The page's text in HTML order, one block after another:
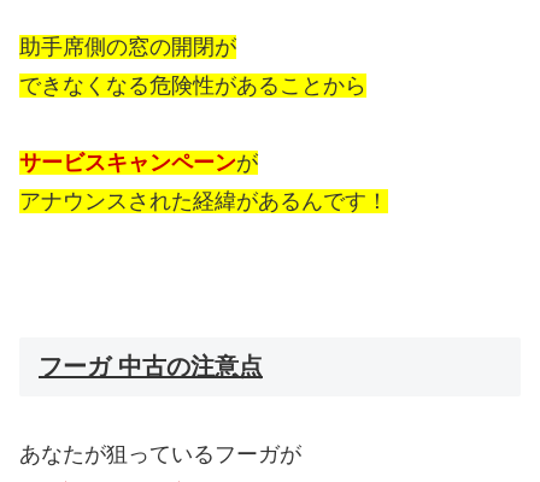
助手席側の窓の開閉が
できなくなる危険性があることから
サービスキャンペーンが
アナウンスされた経緯があるんです！
フーガ 中古の注意点
あなたが狙っているフーガが